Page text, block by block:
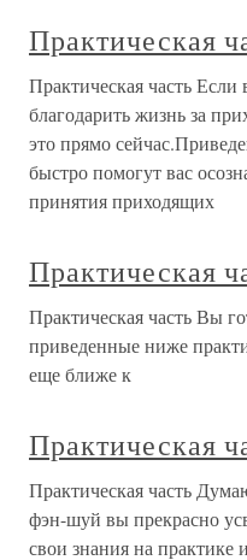
Практическая
Практическая часть
благодарить жизнь за
это прямо
быстро помогут вас
принятия приходящих
Практическая
Практическая часть Вы
приведенные ниже
еще ближе к
Практическая
Практическая часть
фэн-шуй вы прекрасно
свои знания на практике